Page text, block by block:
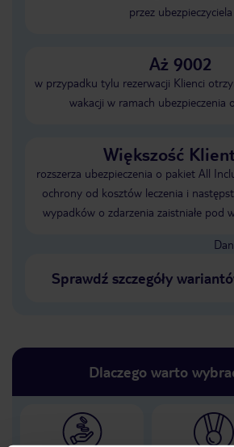
przez ubezpieczyciela
Aż 9002
w przypadku tylu rezerwacji Klienci
wakacji w ramach ubezpieczenia
Większość
rozszerza ubezpieczenia o pakiet All
ochrony od kosztów leczenia i
wypadków o zdarzenia zaistniałe pod
Sprawdź szczegóły
Dlaczego warto